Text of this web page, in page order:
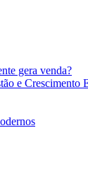
gera venda?
e Crescimento